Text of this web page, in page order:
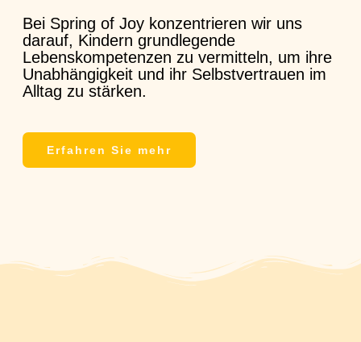
Bei Spring of Joy konzentrieren wir uns
darauf, Kindern grundlegende
Lebenskompetenzen zu vermitteln, um ihre
Unabhängigkeit und ihr Selbstvertrauen im
Alltag zu stärken.
Erfahren Sie mehr